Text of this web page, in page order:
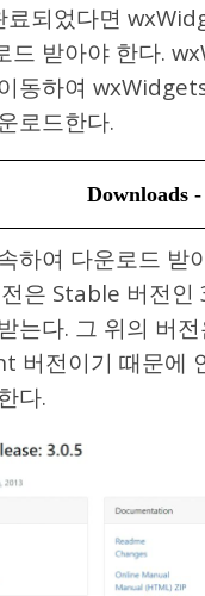
료되었다면
드 받아야 한다.
동하여
로드한다.
Downloads
하여 다운로드 받
은 Stable 버전인
는다. 그 위의 버전
버전이기 때문에
다.